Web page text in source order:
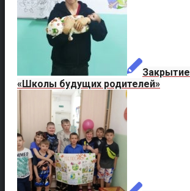
Закрытие
«Школы будущих родителей»